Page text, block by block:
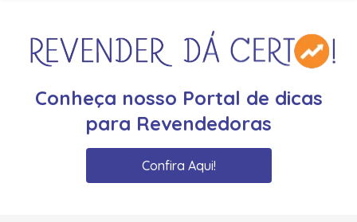
Conheça nosso Portal de dicas
para Revendedoras
Confira Aqui!